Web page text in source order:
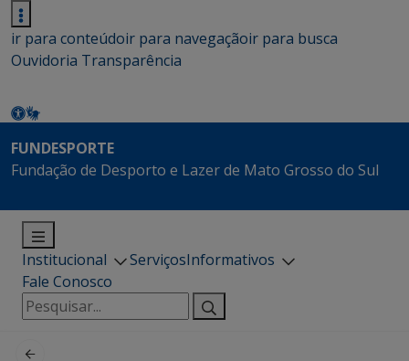
ir para conteúdoir para navegaçãoir para busca
Ouvidoria Transparência
FUNDESPORTE
Fundação de Desporto e Lazer de Mato Grosso do Sul
Institucional ServiçosInformativos
Fale Conosco
Pesquisar
por: